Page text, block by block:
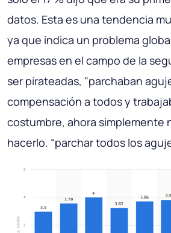
datos. Esta es una tendencia
ya que indica un problema
empresas en el campo de la
ser pirateadas, "parchaban
compensación a todos y
costumbre, ahora simplemente
hacerlo. “parchar todos los